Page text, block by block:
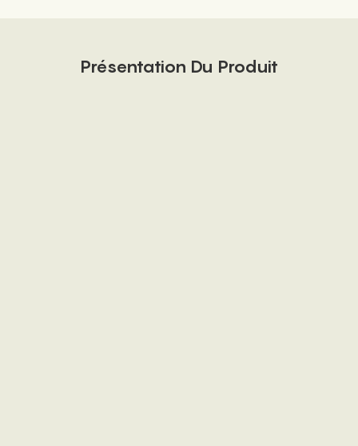
Présentation Du Produit